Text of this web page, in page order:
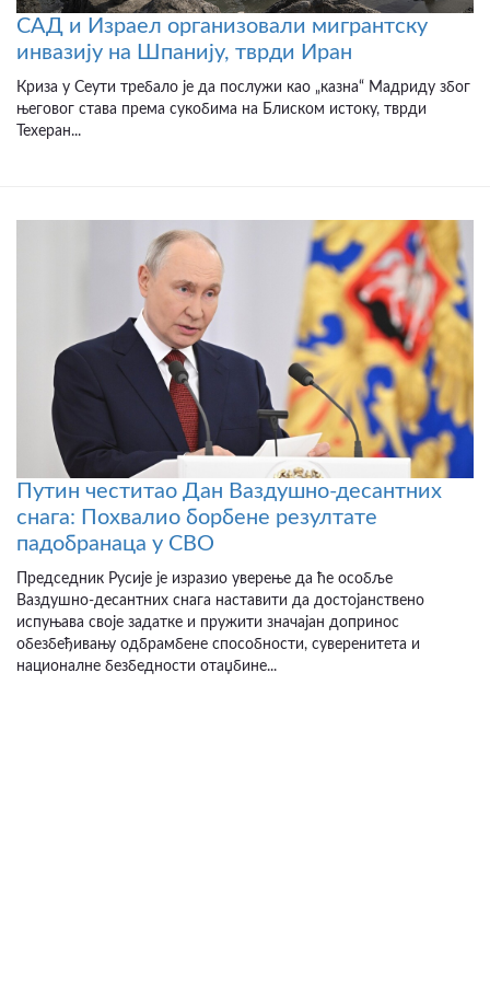
САД и Израел организовали мигрантску
инвазију на Шпанију, тврди Иран
Криза у Сеути требало је да послужи као „казна“ Мадриду због
његовог става према сукобима на Блиском истоку, тврди
Техеран...
Путин честитао Дан Ваздушно-десантних
снага: Похвалио борбене резултате
падобранаца у СВО
Председник Русије је изразио уверење да ће особље
Ваздушно-десантних снага наставити да достојанствено
испуњава своје задатке и пружити значајан допринос
обезбеђивању одбрамбене способности, суверенитета и
националне безбедности отаџбине...